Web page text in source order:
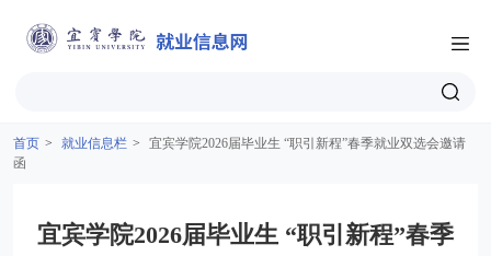
首页 > 就业信息栏 >
宜宾学院2026届毕业生 “职引新程”春季就业双选会邀请
函
宜宾学院2026届毕业生 “职引新程”春季